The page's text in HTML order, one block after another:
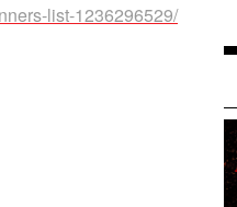
list-1236296529/